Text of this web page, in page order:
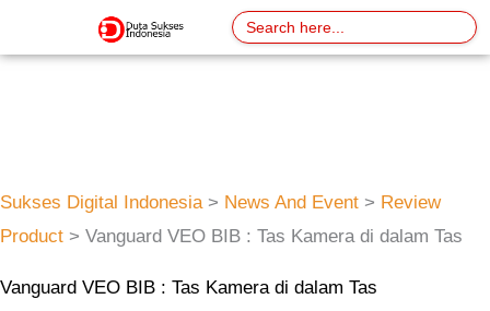
to
Search
for:
Sukses Digital Indonesia> News And Event > Review
Product > Vanguard VEO BIB : Tas Kamera di dalam Tas
Vanguard VEO BIB : Tas Kamera di dalam Tas